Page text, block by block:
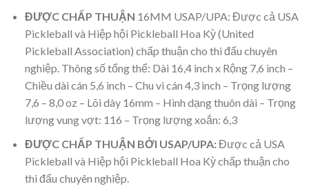
ĐƯỢC CHẤP THUẬN 16MM USAP/UPA: Được cả USA
Pickleball và Hiệp hội Pickleball Hoa Kỳ (United
Pickleball Association) chấp thuận cho thi đấu chuyên
nghiệp. Thông số tổng thể: Dài 16,4 inch x Rộng 7,6 inch –
Chiều dài cán 5,6 inch – Chu vi cán 4,3 inch – Trọng lượng
7,6 – 8,0 oz – Lõi dày 16mm – Hình dạng thuôn dài – Trọng
lượng vung vợt: 116 – Trọng lượng xoắn: 6,3
ĐƯỢC CHẤP THUẬN BỞI USAP/UPA:Được cả USA
Pickleball và Hiệp hội Pickleball Hoa Kỳ chấp thuận cho
thi đấu chuyên nghiệp.